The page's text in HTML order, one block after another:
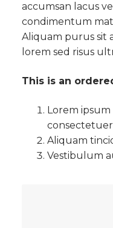
accumsan lacus
condimentum
Aliquam purus sit
lorem sed risus
This is an
Lorem
consectetuer
Aliquam
Vestibulum